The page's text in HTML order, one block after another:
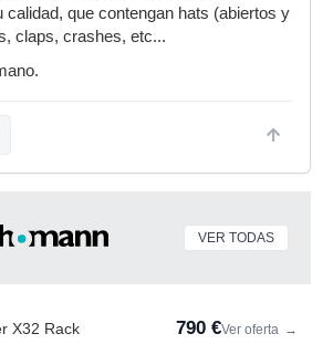
calidad, que contengan hats (abiertos y
claps, crashes, etc...
VER TODAS
X32 Rack 790 €Ver oferta →